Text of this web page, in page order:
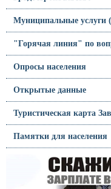
Муниципальные услуги
"Горячая линия" по
Опросы населения
Открытые данные
Туристическая карта
Памятки для населения